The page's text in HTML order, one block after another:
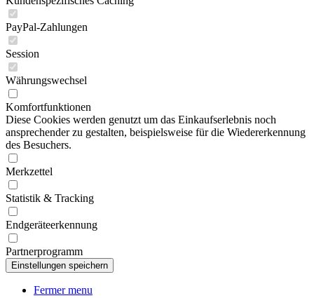
PayPal-Zahlungen
Session
Währungswechsel
Komfortfunktionen
Diese Cookies werden genutzt um das Einkaufserlebnis noch
ansprechender zu gestalten, beispielsweise für die Wiedererkennung
des Besuchers.
Merkzettel
Statistik & Tracking
Endgeräteerkennung
Partnerprogramm
Fermer menu